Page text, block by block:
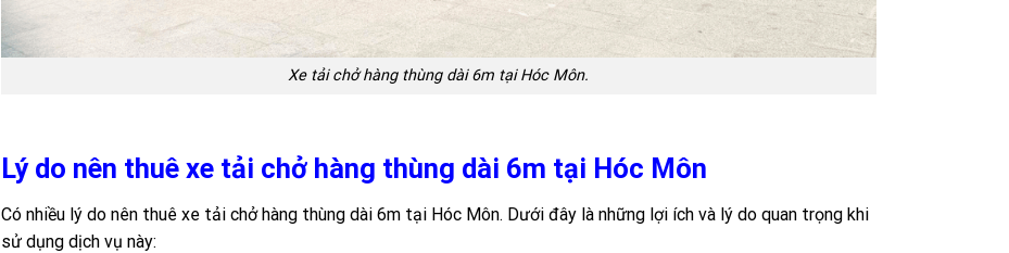
Xe tải chở hàng thùng dài 6m tại Hóc Môn.
Lý do nên thuê xe tải chở hàng thùng dài 6m tại Hóc Môn
Có nhiều lý do nên thuê xe tải chở hàng thùng dài 6m tại Hóc Môn. Dưới đây là những lợi ích và lý do quan trọng khi
sử dụng dịch vụ này: